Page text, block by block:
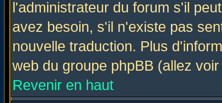
l'administrateur du forum s'il
avez besoin, s'il n'existe pas
nouvelle traduction. Plus
web du groupe phpBB (allez
Revenir en haut